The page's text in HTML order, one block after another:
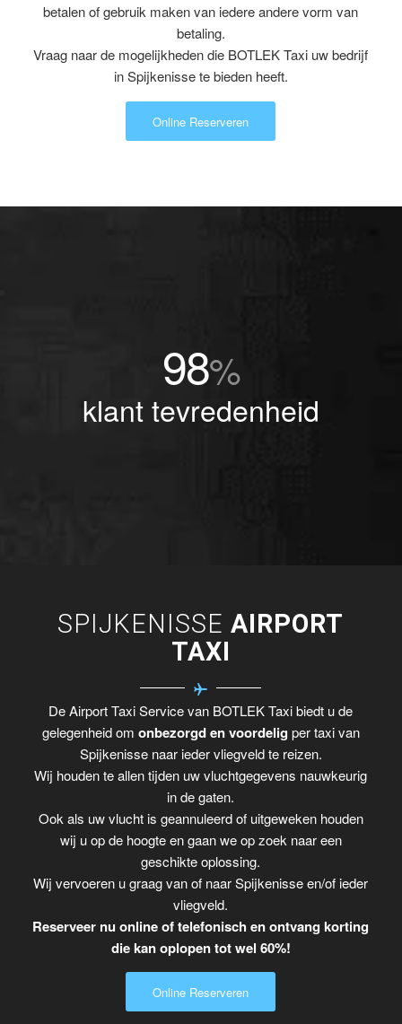
betalen of gebruik maken van iedere andere vorm van
betaling.
Vraag naar de mogelijkheden die BOTLEK Taxi uw bedrijf
in Spijkenisse te bieden heeft.
Online Reserveren
98%
klant tevredenheid
SPIJKENISSEAIRPORT
TAXI
De Airport Taxi Service van BOTLEK Taxi biedt u de
gelegenheid om onbezorgd en voordelig per taxi van
Spijkenisse naar ieder vliegveld te reizen.
Wij houden te allen tijden uw vluchtgegevens nauwkeurig
in de gaten.
Ook als uw vlucht is geannuleerd of uitgeweken houden
wij u op de hoogte en gaan we op zoek naar een
geschikte oplossing.
Wij vervoeren u graag van of naar Spijkenisse en/of ieder
vliegveld.
Reserveer nu online of telefonisch en ontvang korting
die kan oplopen tot wel 60%!
Online Reserveren